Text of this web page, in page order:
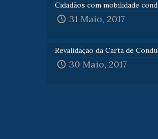
Cidadãos com mobilidade
31 Maio, 2017
Revalidação da Carta de
30 Maio, 2017